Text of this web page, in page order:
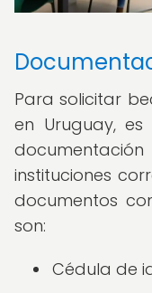
Para solicitar
en Uruguay,
instituciones
documentos
son:
Cédula de